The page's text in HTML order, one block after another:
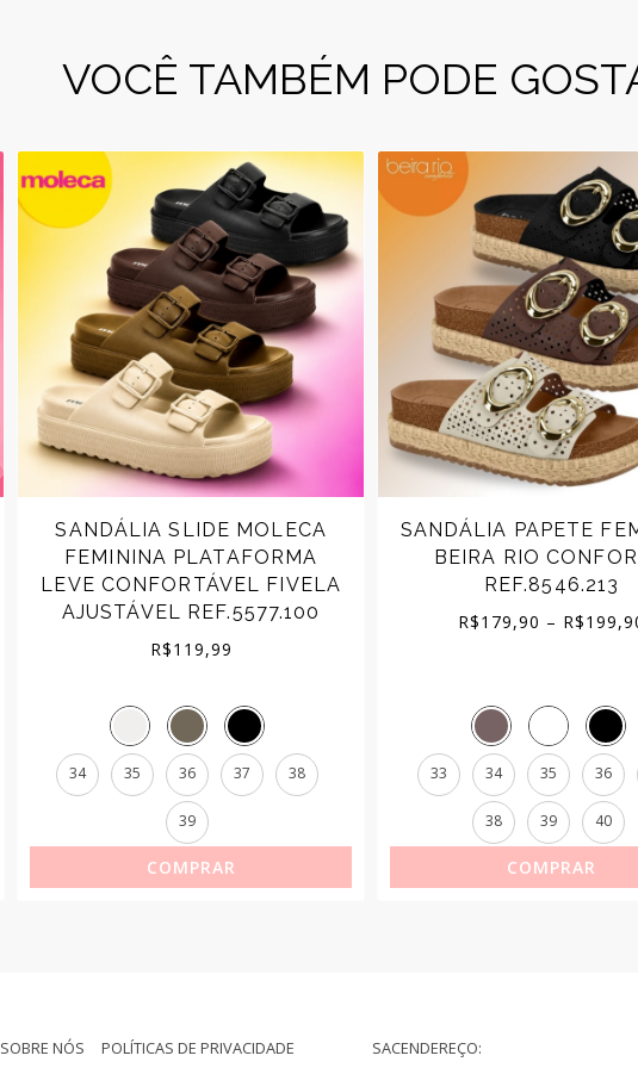
VOCÊ TAMBÉM PODE
SANDÁLIA SLIDE MOLECA
FEMININA PLATAFORMA
LEVE CONFORTÁVEL FIVELA
AJUSTÁVEL REF.5577.100
R$119,99
34 35 36 37 38
39
COMPRAR
SANDÁLIA PAPETE
BEIRA RIO
REF.8546.213
R$179,90 – R$
33 34 35 36
38 39 40
COMPRAR
SOBRE NÓS
POLÍTICAS DE PRIVACIDADE
SACENDEREÇO: